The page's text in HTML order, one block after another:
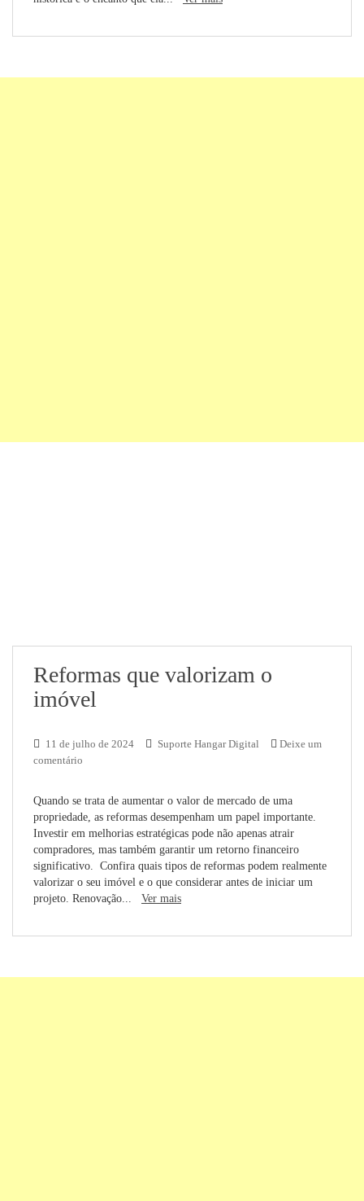
Reformas que valorizam o
imóvel
11 de julho de 2024 Suporte Hangar Digital
Deixe um
comentário
Quando se trata de aumentar o valor de mercado de uma
propriedade, as reformas desempenham um papel importante.
Investir em melhorias estratégicas pode não apenas atrair
compradores, mas também garantir um retorno financeiro
significativo. Confira quais tipos de reformas podem realmente
valorizar o seu imóvel e o que considerar antes de iniciar um
projeto. Renovação... Ver mais